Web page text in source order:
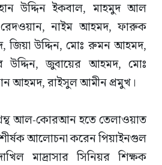
উদ্দিন ইকবাল, মাহমুদ আল
নাইম আহমদ, ফারুক
উদ্দিন, মোঃ রুমন আহমদ,
উদ্দিন, জুবায়ের আহমদ, মোঃ
আহমদ, রাইসুল আমীন প্রমুখ।
আল-কোরআন হতে তেলাওয়াত
শীর্ষক আলোচনা করেন পিয়াইনগুল
মাদ্রাসার সিনিয়র শিক্ষক